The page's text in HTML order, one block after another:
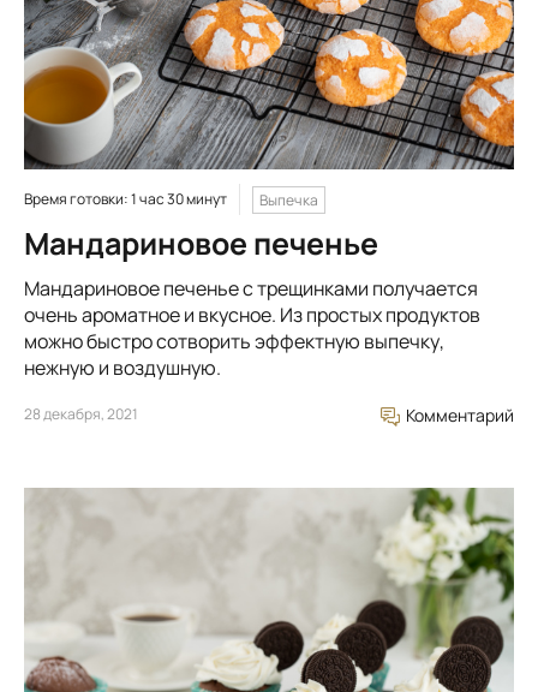
Время готовки: 1 час 30 минут Выпечка
Мандариновое печенье
Мандариновое печенье с трещинками получается
очень ароматное и вкусное. Из простых продуктов
можно быстро сотворить эффектную выпечку,
нежную и воздушную.
28 декабря, 2021 Комментарий